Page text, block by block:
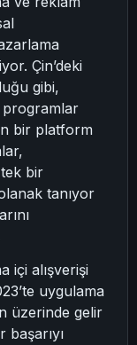
Çin’deki
gibi,
programlar
bir platform
tek bir
tanıyor
içi alışverişi
uygulama
üzerinde gelir